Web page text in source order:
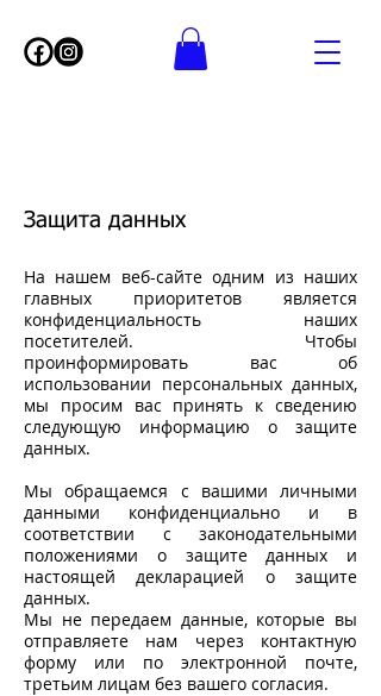
Защита данных
На нашем веб-сайте одним из наших
главных приоритетов является
конфиденциальность наших
посетителей. Чтобы
проинформировать вас об
использовании персональных данных,
мы просим вас принять к сведению
следующую информацию о защите
данных.
Мы обращаемся с вашими личными
данными конфиденциально и в
соответствии с законодательными
положениями о защите данных и
настоящей декларацией о защите
данных.
Мы не передаем данные, которые вы
отправляете нам через контактную
форму или по электронной почте,
третьим лицам без вашего согласия.